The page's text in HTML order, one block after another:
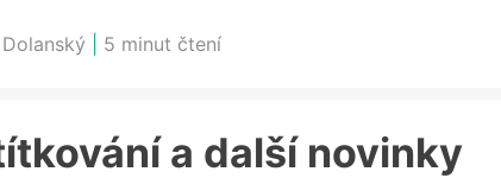
5 minut čtení
a další novinky